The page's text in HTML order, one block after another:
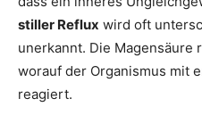
stiller Reflux wird oft
unerkannt. Die Magensäure
worauf der Organismus mit
reagiert.